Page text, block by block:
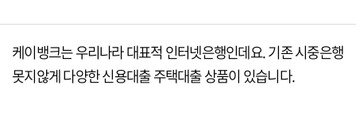
케이뱅크는 우리나라 대표적 인터넷은행인데요.기존 시중은행
못지않게 다양한 신용대출 주택대출 상품이 있습니다.